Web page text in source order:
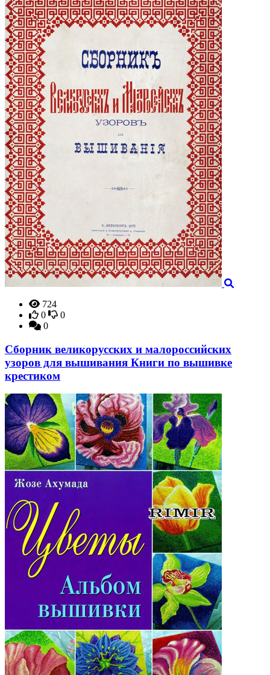
724
0
0
0
Сборник великорусских и малороссийских
узоров для вышивания Книги по вышивке
крестиком